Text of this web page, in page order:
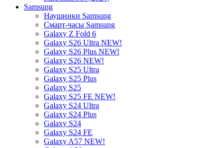
Samsung
Наушники Samsung
Смарт-часы Samsung
Galaxy Z Fold 6
Galaxy S26 Ultra NEW!
Galaxy S26 Plus NEW!
Galaxy S26 NEW!
Galaxy S25 Ultra
Galaxy S25 Plus
Galaxy S25
Galaxy S25 FE NEW!
Galaxy S24 Ultra
Galaxy S24 Plus
Galaxy S24
Galaxy S24 FE
Galaxy A57 NEW!